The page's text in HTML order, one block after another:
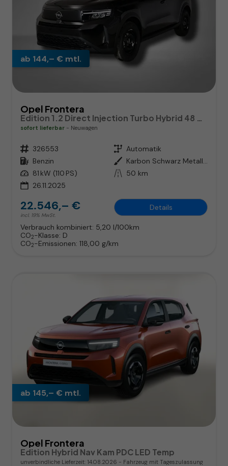
ab 144,– € mtl.
Opel Frontera
sofort lieferbar Neuwagen
Fahrzeugnr. 326553 Getriebe Automatik
Kraftstoff Benzin Außenfarbe
Karbon Schwarz Metallic
Leistung 81 kW (110 PS) Kilometerstand 50 km
26.11.2025
22.546,– €
incl. 19% MwSt.
Details
Verbrauch kombiniert: 5,20 l/100km
CO2-Klasse: D
CO2-Emissionen: 118,00 g/km
ab 145,– € mtl.
Opel Frontera
Edition Hybrid Nav Kam PDC LED Temp
unverbindliche Lieferzeit: 14.08.2026 Fahrzeug mit Tageszulassung